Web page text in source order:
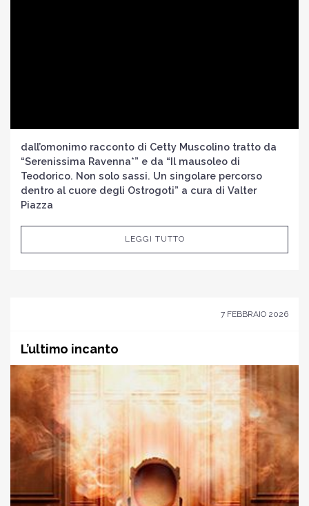
dall’omonimo racconto di Cetty Muscolino tratto da
“Serenissima Ravenna*” e da “Il mausoleo di
Teodorico. Non solo sassi. Un singolare percorso
dentro al cuore degli Ostrogoti” a cura di Valter
Piazza
LEGGI TUTTO
7 FEBBRAIO 2026
L’ultimo incanto